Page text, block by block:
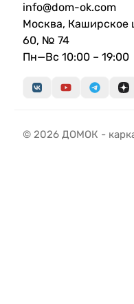
info@dom-ok.com
Москва,
60, № 74
Пн—Вс 10:00 – 19:00
© 2026 ДОМОК -